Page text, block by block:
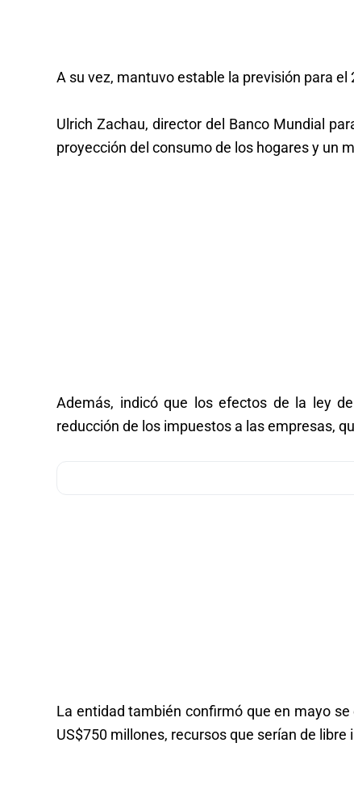
A su vez, mantuvo estable la previsión para el
Ulrich Zachau, director del Banco Mundial
proyección del consumo de los hogares y un
Además, indicó que los efectos de la ley
reducción de los impuestos a las empresas,
La entidad también confirmó que en mayo
US$750 millones, recursos que serían de libre